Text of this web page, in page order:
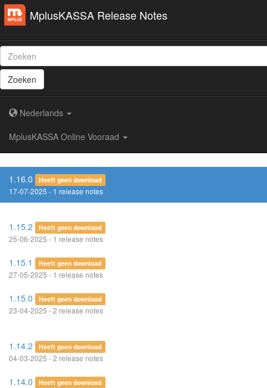
MplusKASSA Release Notes
Zoeken
Nederlands
MplusKASSA Online Vooraad
1.16.0 Heeft geen download
17-07-2025 - 1 release notes
1.15.2 Heeft geen download
25-06-2025 - 1 release notes
1.15.1 Heeft geen download
27-05-2025 - 1 release notes
1.15.0 Heeft geen download
23-04-2025 - 2 release notes
1.14.2 Heeft geen download
04-03-2025 - 2 release notes
1.14.0 Heeft geen download